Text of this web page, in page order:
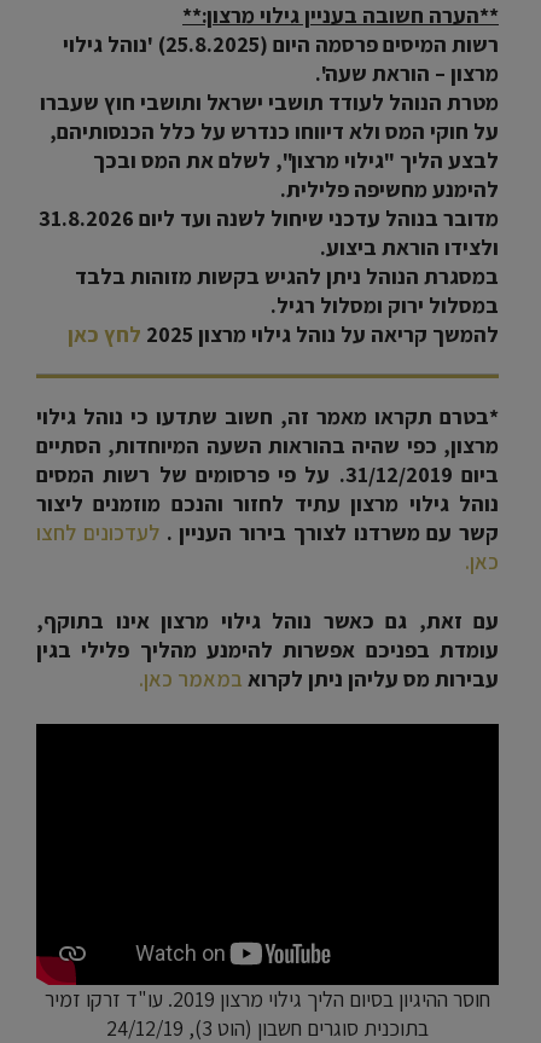
**הערה חשובה בעניין גילוי מרצון:**
רשות המיסים פרסמה היום (25.8.2025) 'נוהל גילוי
מרצון – הוראת שעה'.
מטרת הנוהל לעודד תושבי ישראל ותושבי חוץ שעברו
על חוקי המס ולא דיווחו כנדרש על כלל הכנסותיהם,
לבצע הליך "גילוי מרצון", לשלם את המס ובכך
להימנע מחשיפה פלילית.
מדובר בנוהל עדכני שיחול לשנה ועד ליום 31.8.2026
ולצידו הוראת ביצוע.
במסגרת הנוהל ניתן להגיש בקשות מזוהות בלבד
במסלול ירוק ומסלול רגיל.
להמשך קריאה על נוהל גילוי מרצון 2025
לחץ כאן
*בטרם תקראו מאמר זה, חשוב שתדעו כי נוהל גילוי
מרצון, כפי שהיה בהוראות השעה המיוחדות, הסתיים
ביום 31/12/2019. על פי פרסומים של רשות המסים
נוהל גילוי מרצון עתיד לחזור והנכם מוזמנים ליצור
קשר עם משרדנו לצורך בירור העניין .לעדכונים לחצו
כאן.
עם זאת, גם כאשר נוהל גילוי מרצון אינו בתוקף,
עומדת בפניכם אפשרות להימנע מהליך פלילי בגין
עבירות מס עליהן ניתן לקרוא במאמר כאן.
חוסר ההיגיון בסיום הליך גילוי מרצון 2019. עו"ד זרקו זמיר
בתוכנית סוגרים חשבון (הוט 3), 24/12/19